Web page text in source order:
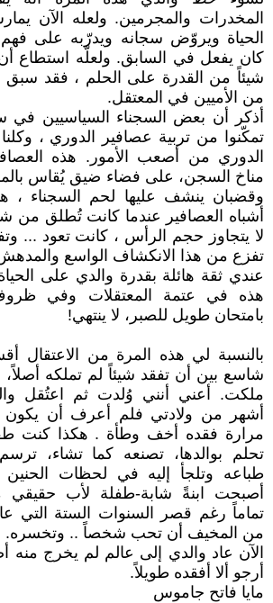
المخدرات والمجرمين. ولعله الآن
الحياة ويروّض سجانه ويدرّبه على فهم
كان يفعل في السابق. ولعلّه استطاع
شيئاً من القدرة على الحلم ، فقد سبق
من الأميين في المعتقل.
أذكر أن بعض السجناء السياسيين في
تمكّنوا من تربية عصافير الدوري ،
الدوري من أصعب الأمور. هذه
مناخ السجن، على فضاء ضيق يُقاس
وقضبان ينشف عليها لحم السجناء ،
أشباه العصافير عندما كانت تُطلق من
لا يتجاوز حجم الرأس ، كانت تعود ...
تفزع من هذا الانكشاف الواسع
عندي ثقة هائلة بقدرة والدي على
هذه في عتمة المعتقلات وفي
بامتحان طويل للصبر، لا ينتهي!
بالنسبة لي هذه المرة من الاعتقال
شاسع بين أن تفقد شيئاً لم تملكه أصلاً،
ملكت. أعني أنني وُلدت ثم اعتُقل
أشهر من ولادتي فلم أعرف أن يكون
مرارة فقده أخف وطأة . هكذا كنت
تحلم بوالدها، تصنعه كما تشاء،
طباعه وتلجأ إليه في لحظات الحنين
أصبحت ابنةً شابة-طفلة لأب حقيقي
تماماً رغم قصر السنوات الستة التي
من المخيف أن تحب شخصاً .. وتخسره.
الآن عاد والدي إلى عالم لم يخرج منه
أرجو ألا أفقده طويلاً.
مايا فاتح جاموس